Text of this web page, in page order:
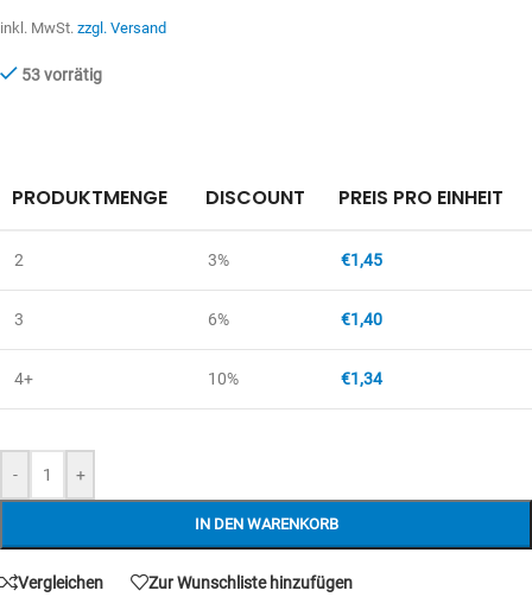
inkl. MwSt. zzgl. Versand
53 vorrätig
- +
IN DEN WARENKORB
PRODUKTMENGE DISCOUNT PREIS PRO EINHEIT
2 3% €1,45
3 6% €1,40
4+ 10% €1,34
Vergleichen Zur Wunschliste hinzufügen